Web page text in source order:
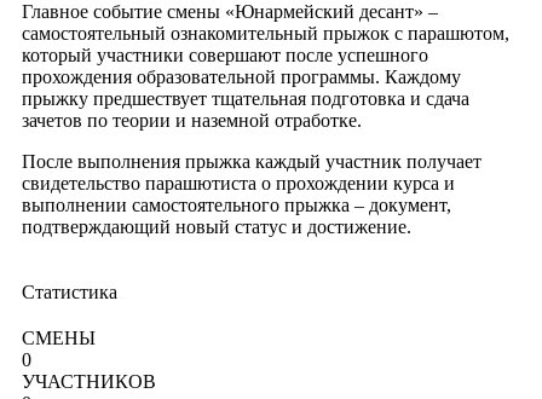
Главное событие смены «Юнармейский десант» –
самостоятельный ознакомительный прыжок с парашютом,
который участники совершают после успешного
прохождения образовательной программы. Каждому
прыжку предшествует тщательная подготовка и сдача
зачетов по теории и наземной отработке.
После выполнения прыжка каждый участник получает
свидетельство парашютиста о прохождении курса и
выполнении самостоятельного прыжка – документ,
подтверждающий новый статус и достижение.
Статистика
СМЕНЫ
0
УЧАСТНИКОВ